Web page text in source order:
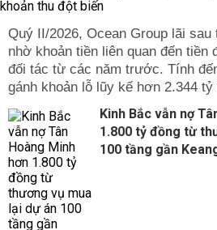
Quý II/2026, Ocean Group lãi sau
nhờ khoản tiền liên quan đến tiền
đối tác từ các năm trước. Tính
gánh khoản lỗ lũy kế hơn 2.344 tỷ
Kinh Bắc vẫn nợ
1.800 tỷ đồng từ
100 tầng gần